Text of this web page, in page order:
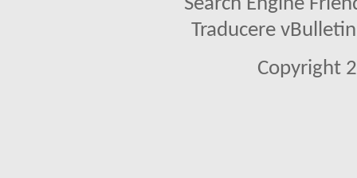
Search Engine
Traducere
Copyright